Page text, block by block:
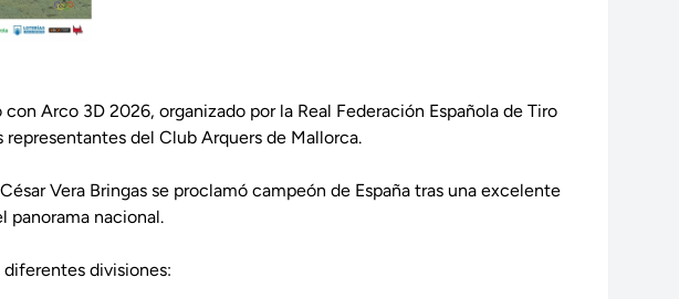
Arco 3D 2026, organizado por la Real Federación Española de Tiro
del Club Arquers de Mallorca.
Vera Bringas se proclamó campeón de España tras una excelente
panorama nacional.
divisiones: